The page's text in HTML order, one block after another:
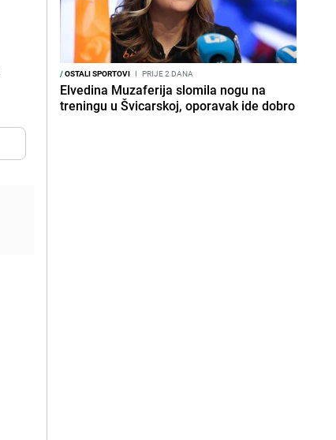
/OSTALI SPORTOVI I PRIJE 2 DANA
Elvedina Muzaferija slomila nogu na
treningu u Švicarskoj, oporavak ide dobro